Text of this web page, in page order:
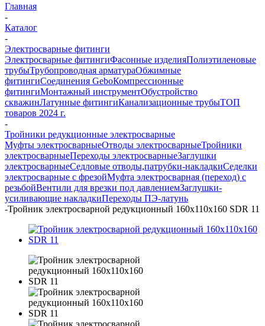
Главная
-
Каталог
-
Электросварные фитинги
Электросварные фитингиФасонные изделияПолиэтиленовые
трубыТрубопроводная арматураОбжимные
фитингиСоединения GeboКомпрессионные
фитингиМонтажный инструментОбустройство
скважинЛатунные фитингиКанализационные трубыТОП
товаров 2024 г.
-
Тройники редукционные электросварные
Муфты электросварныеОтводы электросварныеТройники
электросварныеПереходы электросварныеЗаглушки
электросварныеСедловые отводы,патрубки-накладкиСеделки
электросварные с фрезойМуфта электросварная (переход) с
резьбойВентили для врезки под давлениемЗаглушки-
усиливающие накладкиПереходы ПЭ-латунь
-Тройник электросварной редукционный 160х110х160 SDR 11